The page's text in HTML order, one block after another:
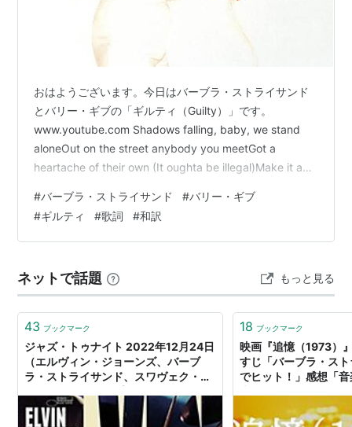
おはようございます。今日はバーブラ・ストライサンド
とバリー・ギブの「ギルティ（Guilty）」です。
www.youtube.com Shadows falling, baby, we stand
aloneOut on the street anybody you meetGot a
heartache of their own (It oughta be illegal)Make it a
reason for livin'You battle on with the lov…
#バーブラ・ストライサンド #バリー・ギブ
#ギルティ #歌詞 #和訳
ネットで話題 もっと見る
43 ブックマーク
ジャズ・トゥナイト 2022年12月24日
（エルヴィン・ジョーンズ、バーブ
ラ・ストライサンド、スワヴェク・ヤ
オと音楽
18 ブックマーク
映画『追憶（1973）
すじ「バーブラ・ス
でヒット！」感想「